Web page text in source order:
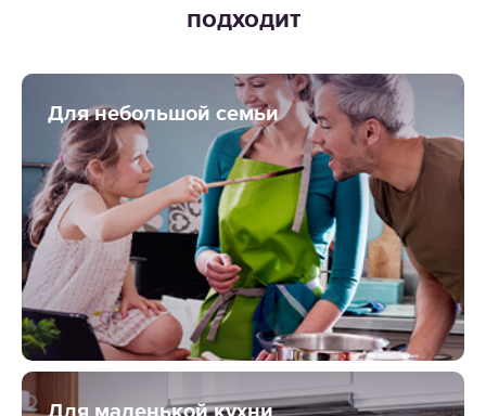
подходит
Для небольшой семьи
Для маленькой кухни